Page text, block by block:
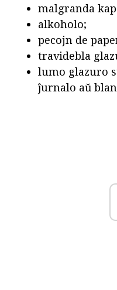
malgranda
alkoholo;
pecojn de
travidebla
lumo glazuro
ĵurnalo aŭ